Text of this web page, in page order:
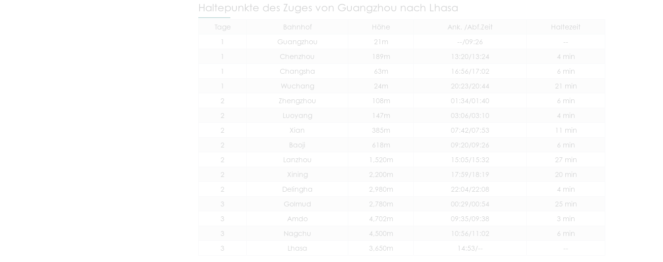
Haltepunkte des Zuges von Guangzhou nach Lhasa
Tage Bahnhof Höhe Ank. /Abf.Zeit
Haltezeit
1
Guangzhou 21m --/09:26
--
1
Chenzhou 189m 13:20/13:24
4 min
1
Changsha 63m 16:56/17:02
6 min
1
Wuchang 24m 20:23/20:44
21 min
2
Zhengzhou 108m 01:34/01:40
6 min
2
Luoyang 147m 03:06/03:10
4 min
2
Xian 385m 07:42/07:53
11 min
2
Baoji 618m 09:20/09:26
6 min
2
Lanzhou 1,520m 15:05/15:32
27 min
2
Xining 2,200m 17:59/18:19
20 min
2
Delingha 2,980m 22:04/22:08
4 min
3
Golmud 2,780m 00:29/00:54
25 min
3
Amdo 4,702m 09:35/09:38
3 min
3
Nagchu 4,500m 10:56/11:02
6 min
3
Lhasa 3,650m 14:53/-- --